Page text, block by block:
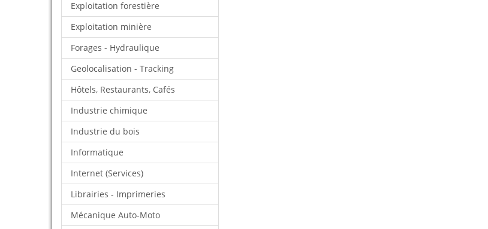
Exploitation forestière
Exploitation minière
Forages - Hydraulique
Geolocalisation - Tracking
Hôtels, Restaurants, Cafés
Industrie chimique
Industrie du bois
Informatique
Internet (Services)
Librairies - Imprimeries
Mécanique Auto-Moto